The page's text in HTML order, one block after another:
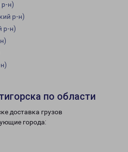
н)
р-н)
р-н)
по области
доставка грузов
города: